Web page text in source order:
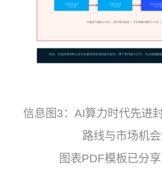
信息图3：AI算力时代先进
路线与市场机
图表PDF模板已分